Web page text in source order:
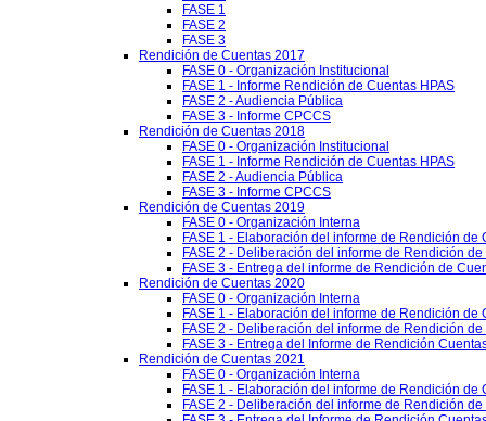
FASE 1
FASE 2
FASE 3
Rendición de Cuentas 2017
FASE 0 - Organización Institucional
FASE 1 - Informe Rendición de Cuentas HPAS
FASE 2 - Audiencia Pública
FASE 3 - Informe CPCCS
Rendición de Cuentas 2018
FASE 0 - Organización Institucional
FASE 1 - Informe Rendición de Cuentas HPAS
FASE 2 - Audiencia Pública
FASE 3 - Informe CPCCS
Rendición de Cuentas 2019
FASE 0 - Organización Interna
FASE 1 - Elaboración del informe de Rendición de
FASE 2 - Deliberación del informe de Rendición
FASE 3 - Entrega del informe de Rendición de
Rendición de Cuentas 2020
FASE 0 - Organización Interna
FASE 1 - Elaboración del informe de Rendición de
FASE 2 - Deliberación del informe de Rendición
FASE 3 - Entrega del Informe de Rendición
Rendición de Cuentas 2021
FASE 0 - Organización Interna
FASE 1 - Elaboración del informe de Rendición de
FASE 2 - Deliberación del informe de Rendición